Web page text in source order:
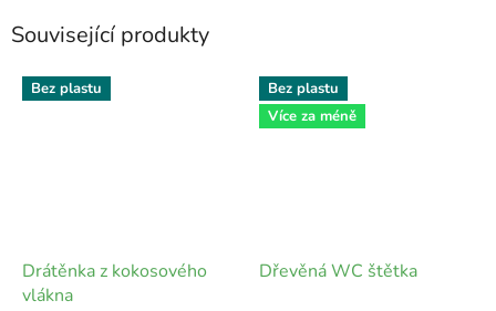
Související produkty
Bez plastu
Drátěnka z kokosového
vlákna
Bez plastu
Více za méně
Dřevěná WC štětka